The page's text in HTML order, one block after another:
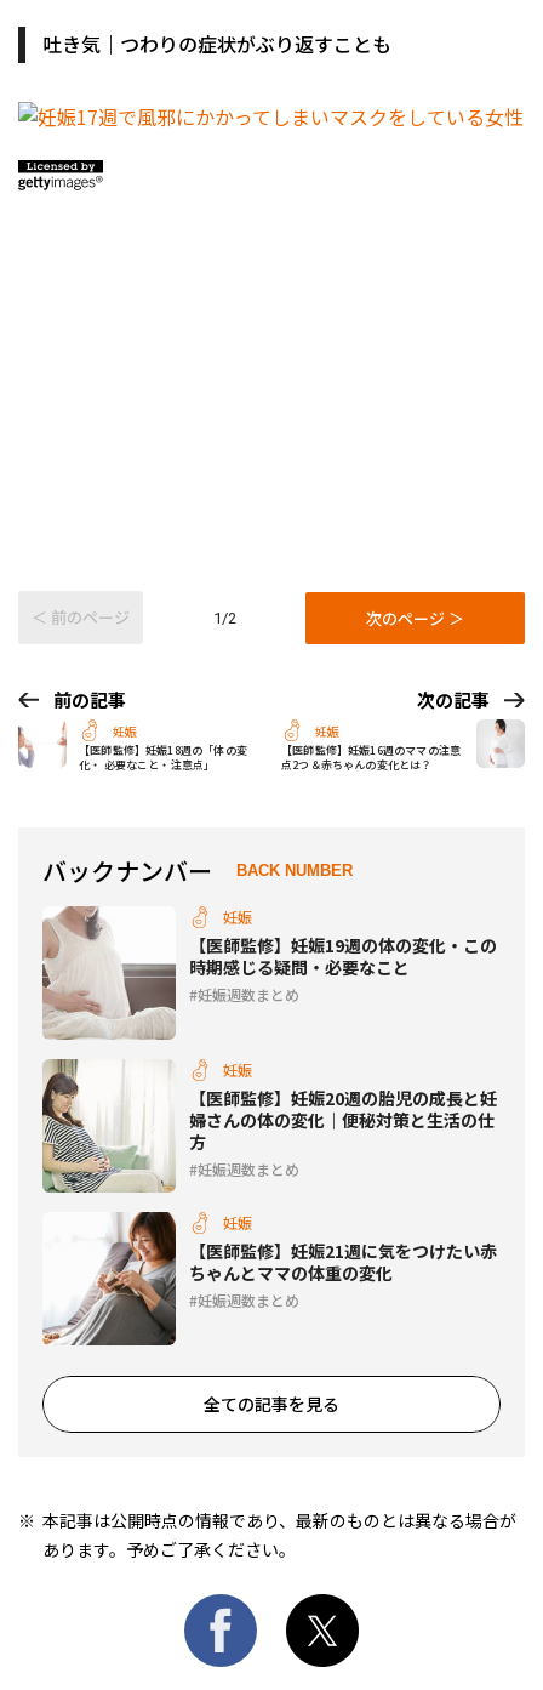
吐き気｜つわりの症状がぶり返すことも
＜ 前のページ 1/2 次のページ ＞
前の記事
妊娠
【医師監修】妊娠18週の「体の変
化・ 必要なこと・注意点」
次の記事
妊娠
【医師監修】妊娠16週のママの注意
点2つ＆赤ちゃんの変化とは？
バックナンバー BACK NUMBER
妊娠
【医師監修】妊娠19週の体の変化・この
時期感じる疑問・必要なこと
妊娠週数まとめ
妊娠
【医師監修】妊娠20週の胎児の成長と妊
婦さんの体の変化｜便秘対策と生活の仕
方
妊娠週数まとめ
妊娠
【医師監修】妊娠21週に気をつけたい赤
ちゃんとママの体重の変化
妊娠週数まとめ
全ての記事を見る
本記事は公開時点の情報であり、最新のものとは異なる場合が
あります。予めご了承ください。